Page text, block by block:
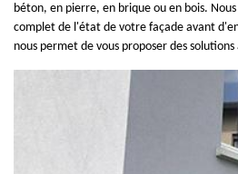
béton, en pierre, en brique ou en bois.
complet de l'état de votre façade avant
nous permet de vous proposer des solutions